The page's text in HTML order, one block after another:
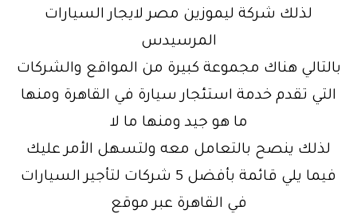
لذلك شركة ليموزين مصر لايجار السيارات
المرسيدس
بالتالي هناك مجموعة كبيرة من المواقع والشركات
التي تقدم خدمة استئجار سيارة في القاهرة ومنها
ما هو جيد ومنها ما لا
لذلك ينصح بالتعامل معه ولتسهل الأمر عليك
فيما يلي قائمة بأفضل 5 شركات لتأجير السيارات
في القاهرة عبر موقع